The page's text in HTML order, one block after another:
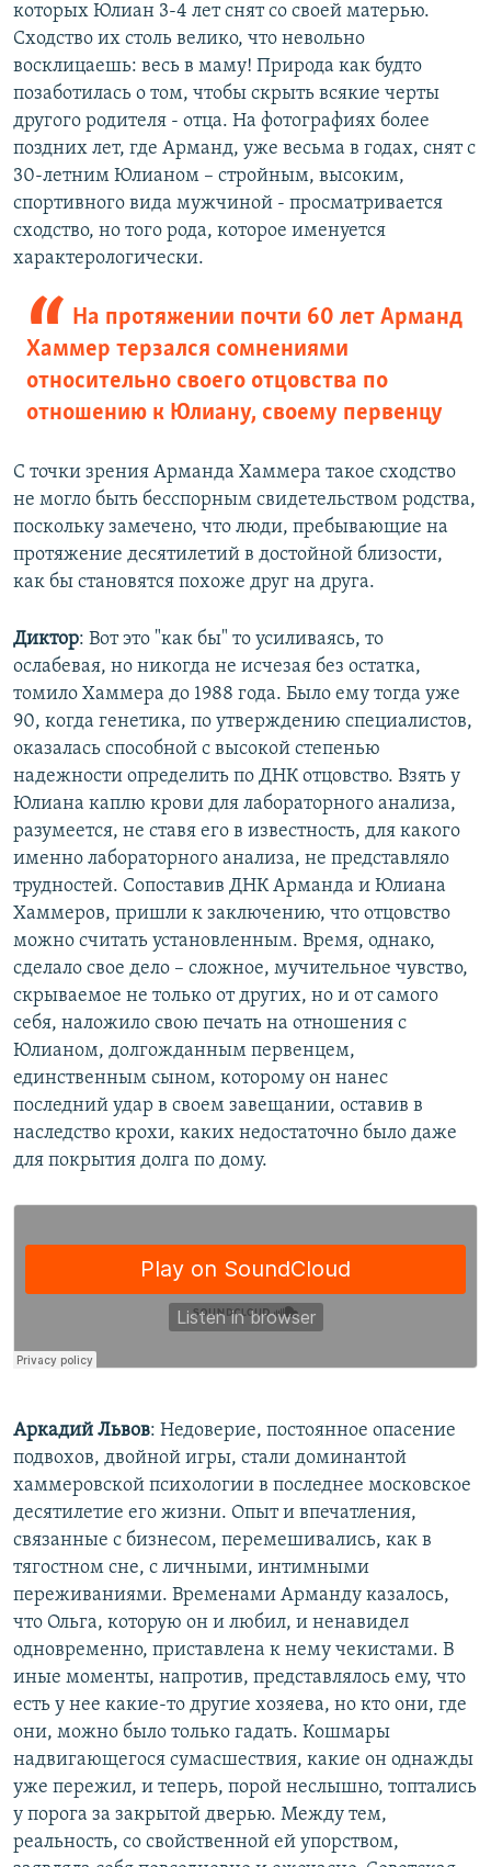
которых Юлиан 3-4 лет снят со своей матерью.
Сходство их столь велико, что невольно
восклицаешь: весь в маму! Природа как будто
позаботилась о том, чтобы скрыть всякие черты
другого родителя - отца. На фотографиях более
поздних лет, где Арманд, уже весьма в годах, снят с
30-летним Юлианом – стройным, высоким,
спортивного вида мужчиной - просматривается
сходство, но того рода, которое именуется
характерологически.
На протяжении почти 60 лет Арманд
Хаммер терзался сомнениями
относительно своего отцовства по
отношению к Юлиану, своему первенцу
С точки зрения Арманда Хаммера такое сходство
не могло быть бесспорным свидетельством родства,
поскольку замечено, что люди, пребывающие на
протяжение десятилетий в достойной близости,
как бы становятся похоже друг на друга.
Диктор: Вот это "как бы" то усиливаясь, то
ослабевая, но никогда не исчезая без остатка,
томило Хаммера до 1988 года. Было ему тогда уже
90, когда генетика, по утверждению специалистов,
оказалась способной с высокой степенью
надежности определить по ДНК отцовство. Взять у
Юлиана каплю крови для лабораторного анализа,
разумеется, не ставя его в известность, для какого
именно лабораторного анализа, не представляло
трудностей. Сопоставив ДНК Арманда и Юлиана
Хаммеров, пришли к заключению, что отцовство
можно считать установленным. Время, однако,
сделало свое дело – сложное, мучительное чувство,
скрываемое не только от других, но и от самого
себя, наложило свою печать на отношения с
Юлианом, долгожданным первенцем,
единственным сыном, которому он нанес
последний удар в своем завещании, оставив в
наследство крохи, каких недостаточно было даже
для покрытия долга по дому.
Аркадий Львов: Недоверие, постоянное опасение
подвохов, двойной игры, стали доминантой
хаммеровской психологии в последнее московское
десятилетие его жизни. Опыт и впечатления,
связанные с бизнесом, перемешивались, как в
тягостном сне, с личными, интимными
переживаниями. Временами Арманду казалось,
что Ольга, которую он и любил, и ненавидел
одновременно, приставлена к нему чекистами. В
иные моменты, напротив, представлялось ему, что
есть у нее какие-то другие хозяева, но кто они, где
они, можно было только гадать. Кошмары
надвигающегося сумасшествия, какие он однажды
уже пережил, и теперь, порой неслышно, топтались
у порога за закрытой дверью. Между тем,
реальность, со свойственной ей упорством,